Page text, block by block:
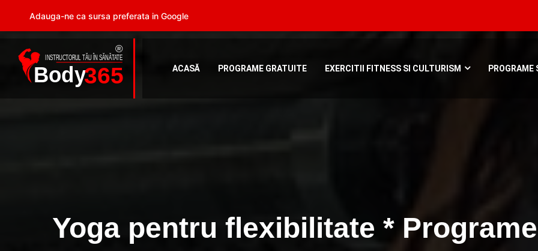
ACASĂ PROGRAME GRATUITE EXERCITII FITNESS SI CULTURISM PROGRAME
Yoga pentru flexibilitate *
Adauga-ne ca sursa preferata in Google